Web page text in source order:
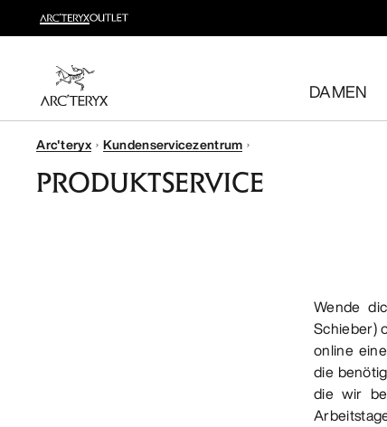
Dein Trailrunning-Komplettsystem
Damen shoppen
Kostenlose Rückgabe
Hast du deine Meinung geändert? Du kannst
DAMEN
Arc'teryx Kundenservicezentrum
PRODUKTSERVICE
Wende
Schieber)
online
die
die wir